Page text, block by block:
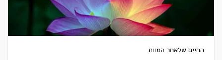
החיים שלאחר המוות